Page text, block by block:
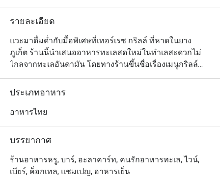
รายละเอียด
แวะมาดื่มด่ำกับมื้อพิเศษที่เทอร์เรซ กริลล์ ที่หาดในยาง
ภูเก็ต ร้านนี้นำเสนออาหารทะเลสดใหม่ในทำเลสะดวกไม่
ไกลจากทะเลอันดามัน โดยทางร้านขึ้นชื่อเรื่องเมนูกริลล์
หรือปิ้งย่างแนวร่วมสมัยที่คัดสรรเฉพาะวัตถุดิบชั้นดีจากใน
ท้องถิ่น ตลอดจนเชฟมีวิธีการเตรียมและปรุงอาหารทุกจาน
รม์คัทของที่นี่ก็สุดยอดเช่นกัน
ประเภทอาหาร
อาหารไทย
บรรยากาศ
ร้านอาหารหรู, บาร์, อะลาคาร์ท, คนรักอาหารทะเล, ไวน์,
เบียร์, ค็อกเทล, แชมเปญ, อาหารเย็น